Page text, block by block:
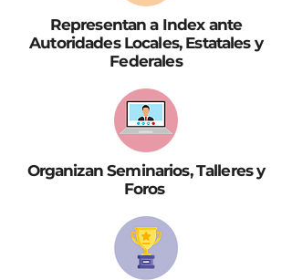
Representan a Index ante
Autoridades Locales, Estatales y
Federales
Organizan Seminarios, Talleres y
Foros